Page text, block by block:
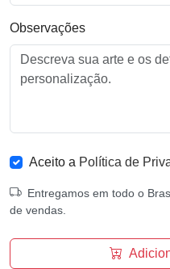
Observações
Aceito a Política de
Entregamos em todo o
de vendas.